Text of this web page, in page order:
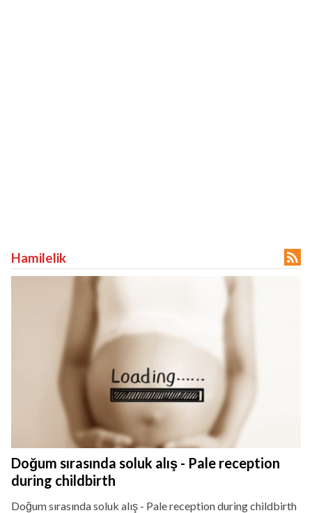
Hamilelik 
Doğum sırasında soluk alış - Pale reception
during childbirth
Doğum sırasında soluk alış - Pale reception during childbirth